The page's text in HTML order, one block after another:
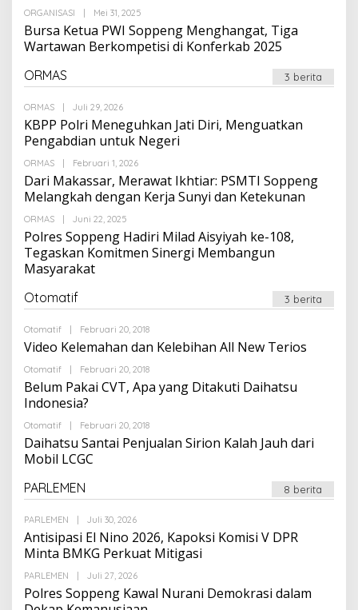
ORGANISASI Mei 31, 2025
Bursa Ketua PWI Soppeng Menghangat, Tiga
Wartawan Berkompetisi di Konferkab 2025
ORMAS 3 berita
ORMAS Juli 29, 2026Oleh
KBPP Polri Meneguhkan Jati Diri, Menguatkan
Pengabdian untuk Negeri
ORMAS Februari 1, 2026Oleh
Dari Makassar, Merawat Ikhtiar: PSMTI Soppeng
Melangkah dengan Kerja Sunyi dan Ketekunan
ORMAS Juni 22, 2025
Polres Soppeng Hadiri Milad Aisyiyah ke-108,
Tegaskan Komitmen Sinergi Membangun
Masyarakat
Otomatif 3 berita
Otomatif Februari 20, 2018Oleh
Video Kelemahan dan Kelebihan All New Terios
Otomatif Februari 20, 2018Oleh
Belum Pakai CVT, Apa yang Ditakuti Daihatsu
Indonesia?
Otomatif Februari 20, 2018Oleh
Daihatsu Santai Penjualan Sirion Kalah Jauh dari
Mobil LCGC
PARLEMEN 8 berita
PARLEMEN Juli 30, 2026Oleh
Antisipasi El Nino 2026, Kapoksi Komisi V DPR
Minta BMKG Perkuat Mitigasi
PARLEMEN Juli 27, 2026Oleh
Polres Soppeng Kawal Nurani Demokrasi dalam